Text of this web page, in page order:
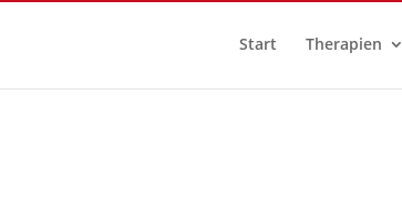
Start Therapien